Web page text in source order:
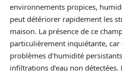
environnements propices,
peut détériorer rapidement les
maison. La présence de ce
particulièrement inquiétante, car
problèmes d’humidité
infiltrations d’eau non